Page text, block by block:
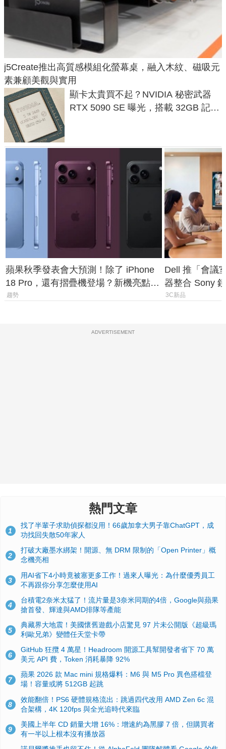
j5Create推出高質感模組化螢幕桌，融入木紋、磁吸元
素兼顧美觀與實用
顯卡太貴買不起？NVIDIA 秘密武器
RTX 5090 SE 曝光，搭載 32GB 記憶
蘋果秋季發表會大預測！除了 iPhone
18 Pro，還有摺疊機登場？新機亮點預
測一次看
趨勢
Dell 推「會議
器整合 Sony
條 USB-C 就
3C新品
ADVERTISEMENT
熱門文章
1
找了半輩子求助偵探都沒用！66歲加拿大男子靠ChatGPT，成
功找回失散50年家人
2
打破大廠墨水綁架！開源、無 DRM 限制的「Open Printer」概
念機亮相
3
用AI省下4小時竟被塞更多工作！過來人曝光：為什麼優秀員工
不再跟你分享怎麼使用AI
4
台積電2奈米太猛了！流片量是3奈米同期的4倍，Google與蘋果
搶首發、輝達與AMD排隊等產能
5
典藏界大地震！美國懷舊遊戲小店驚見 97 片未公開版《超級瑪
利歐兄弟》變體任天堂卡帶
6
GitHub 狂攬 4 萬星！Headroom 開源工具幫開發者省下 70 萬
美元 API 費，Token 消耗暴降 92%
7
蘋果 2026 款 Mac mini 規格爆料：M6 與 M5 Pro 異色搭檔登
場！容量或將 512GB 起跳
8
效能翻倍！PS6 硬體規格流出：跳過四代改用 AMD Zen 6c 混
合架構，4K 120fps 與全光追時代來臨
9
美國上半年 CD 銷量大增 16%：增速約為黑膠 7 倍，但購買者
有一半以上根本沒有播放器